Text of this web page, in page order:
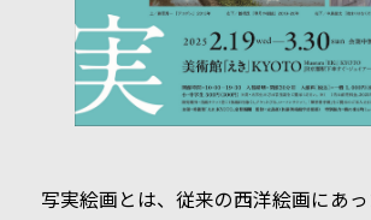
写実絵画とは、従来の西洋絵画にあ